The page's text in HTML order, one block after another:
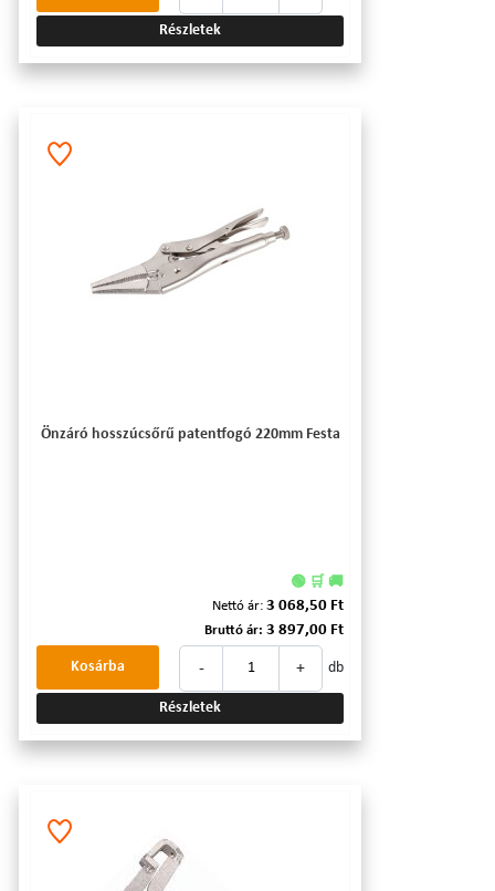
Részletek
Önzáró hosszúcsőrű patentfogó 220mm Festa
🟢 🛒 🚚
Nettó ár: 3 068,50 Ft
Bruttó ár: 3 897,00 Ft
- + db
Kosárba
Részletek